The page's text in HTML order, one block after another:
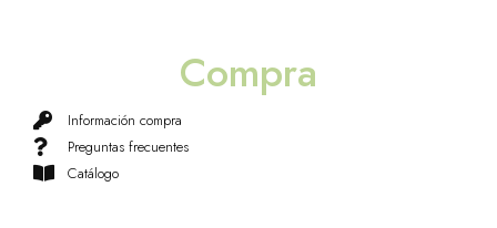
Compra
Información compra
Preguntas frecuentes
Catálogo